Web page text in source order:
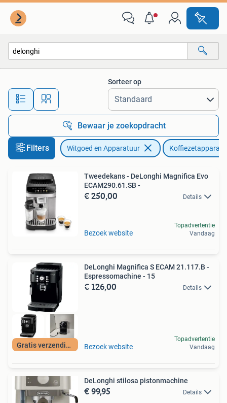
Alle afstanden…
Sorteer op
Bewaar je zoekopdracht
Filters Witgoed en Apparatuur
Tweedekans - DeLonghi Magnifica Evo
ECAM290.61.SB -
€ 250,00 Details
Bezoek website
Topadvertentie
Vandaag
Gratis verzending
DeLonghi Magnifica S ECAM 21.117.B -
Espressomachine - 15
€ 126,00 Details
Bezoek website
Topadvertentie
Vandaag
DeLonghi stilosa pistonmachine
€ 99,95 Details